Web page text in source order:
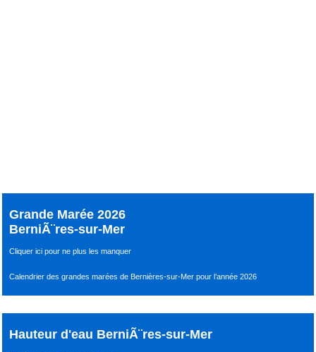
Grande Marée 2026
BerniÃ¨res-sur-Mer
Cliquer ici pour ne plus les manquer
Calendrier des grandes marées de Bernières-sur-Mer pour l’année 2026
Hauteur d'eau BerniÃ¨res-sur-Mer